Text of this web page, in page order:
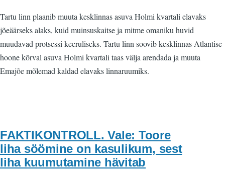
Tartu linn plaanib muuta kesklinnas asuva Holmi kvartali elavaks
jõeäärseks alaks, kuid muinsuskaitse ja mitme omaniku huvid
muudavad protsessi keeruliseks. Tartu linn soovib kesklinnas Atlantise
hoone kõrval asuva Holmi kvartali taas välja arendada ja muuta
Emajõe mõlemad kaldad elavaks linnaruumiks.
FAKTIKONTROLL. Vale: Toore
liha söömine on kasulikum, sest
liha kuumutamine hävitab